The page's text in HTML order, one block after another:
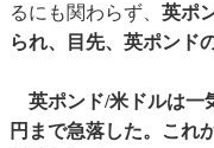
るにも関わらず、 英ポ
られ、目先、英ポンド
英ポンド/米ドルは一
円まで急落した。これ